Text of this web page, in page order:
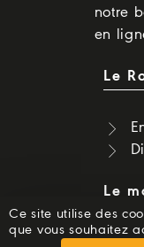
notre
en
Le
Le
Ce site utilise des
que vous souhaitez